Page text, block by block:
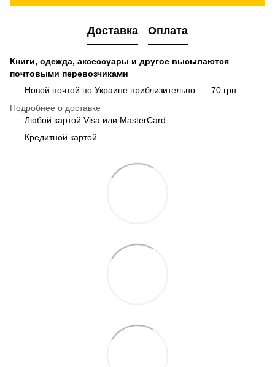
Доставка Оплата
Книги, одежда, аксессуары и другое высылаются
почтовыми перевозчиками
Новой почтой по Украине приблизительно — 70 грн.
Подробнее о доставке
Любой картой Visa или MasterCard
Кредитной картой